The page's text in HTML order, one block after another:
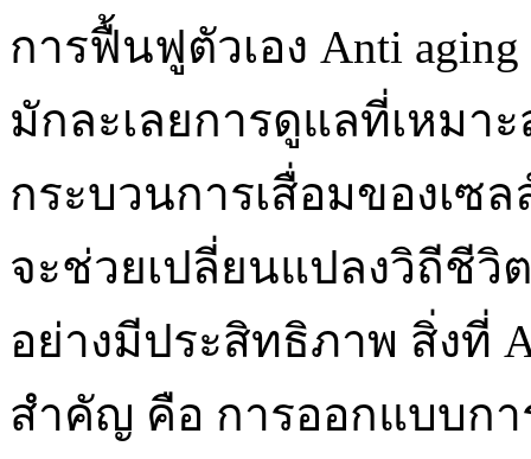
การฟื้นฟูตัวเอง Anti
มักละเลยการดูแลที่เหมาะ
กระบวนการเสื่อมของเซ
จะช่วยเปลี่ยนแปลงวิถีชี
อย่างมีประสิทธิภาพ สิ่งที่
สำคัญ คือ การออกแบบก